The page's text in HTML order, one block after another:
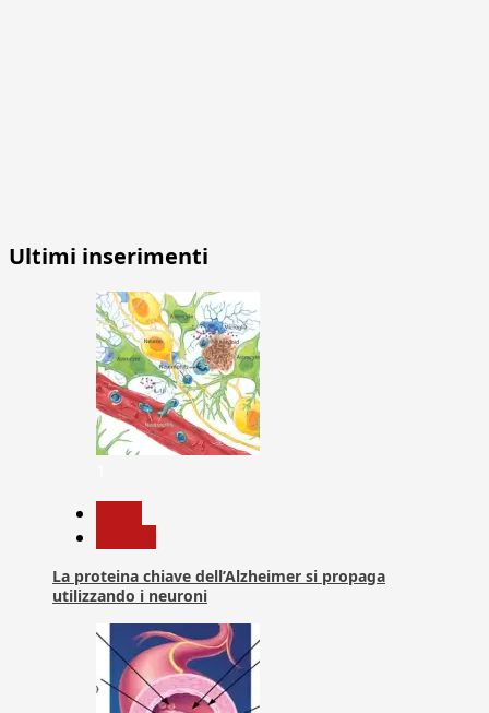
Ultimi inserimenti
La proteina chiave dell’Alzheimer si propaga
utilizzando i neuroni